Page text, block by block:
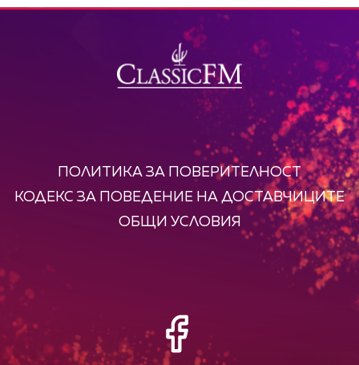
ПОЛИТИКА ЗА ПОВЕРИТЕЛНОСТ
КОДЕКС ЗА ПОВЕДЕНИЕ НА ДОСТАВЧИЦИТЕ
ОБЩИ УСЛОВИЯ